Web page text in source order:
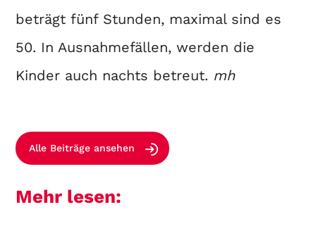
beträgt fünf Stunden, maximal sind es
50. In Ausnahmefällen, werden die
Kinder auch nachts betreut. mh
Alle Beiträge ansehen
Mehr lesen: